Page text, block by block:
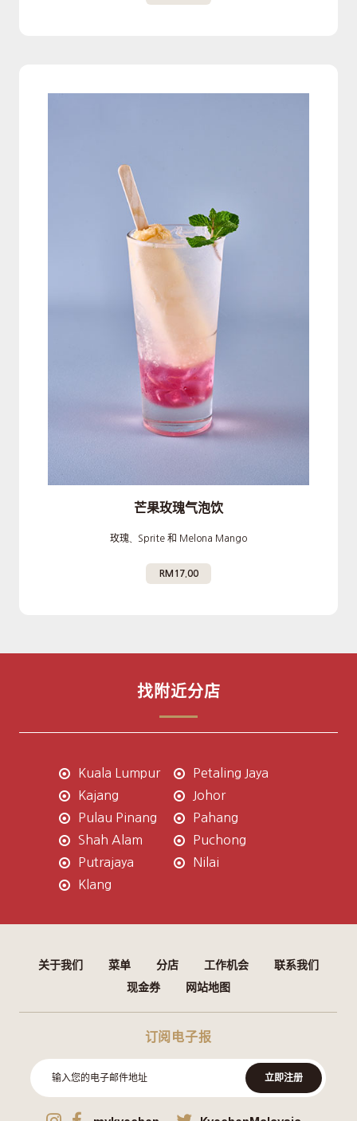
芒果玫瑰气泡饮
玫瑰、Sprite 和 Melona Mango
RM17.00
找附近分店
Kuala Lumpur
Petaling Jaya
Kajang
Johor
Pulau Pinang
Pahang
Shah Alam
Puchong
Putrajaya
Nilai
Klang
关于我们 菜单 分店 工作机会
联系我们
现金券
网站地图
订阅电子报
立即注册